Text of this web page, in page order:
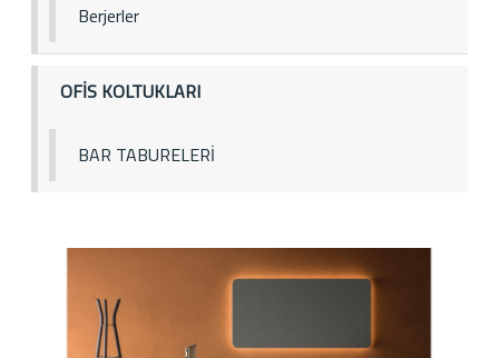
Berjerler
OFİS KOLTUKLARI
BAR TABURELERİ